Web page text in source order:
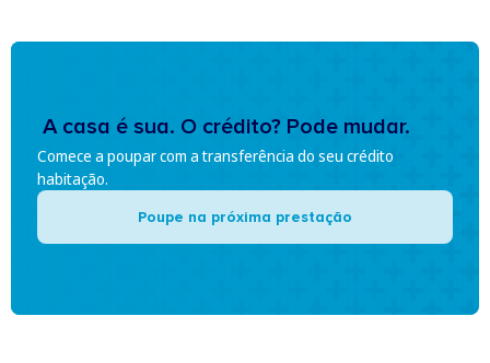
A casa é sua. O crédito? Pode mudar.
Comece a poupar com a transferência do seu crédito
habitação.
Poupe na próxima prestação